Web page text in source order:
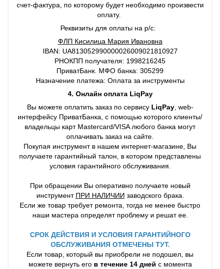
счет-фактура, по которому будет необходимо произвести
оплату.
Реквизиты для оплаты на р/с:
ФЛП Кисилица Мария Ивановна
IBAN: UA813052990000026009021810927
РНОКПП получателя: 1998216245
ПриватБанк. МФО банка: 305299
Назначение платежа: Оплата за инструменты
4. Онлайн оплата LiqPay
Вы можете оплатить заказ по сервису LiqPay, web-
интерфейсу ПриватБанка, с помощью которого клиенты/
владельцы карт Mastercard/VISA любого банка могут
оплачивать заказ на сайте.
Покупая инструмент в нашем интернет-магазине, Вы
получаете гарантийный талон, в котором представлены
условия гарантийного обслуживания.
При обращении Вы оперативно получаете новый
инструмент ПРИ НАЛИЧИИ заводского брака.
Если же товар требует ремонта, тогда не менее быстро
наши мастера определят проблему и решат ее.
СРОК ДЕЙСТВИЯ И УСЛОВИЯ ГАРАНТИЙНОГО
ОБСЛУЖИВАНИЯ ОТМЕЧЕНЫ ТУТ.
Если товар, который вы приобрели не подошел, вы
можете вернуть его в течение 14 дней с момента